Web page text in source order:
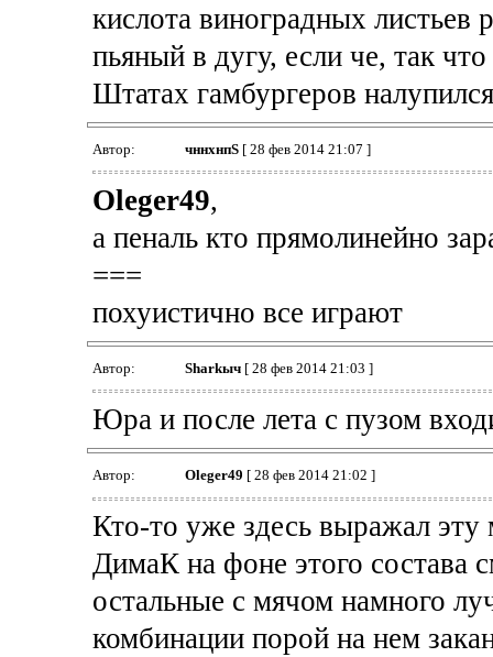
кислота виноградных
пьяный в дугу, если че, так
Штатах гамбургеров
Автор: чннхнпS[ 28 фев 2014 21:07 ]
Oleger49,
а пеналь кто прямолинейно
===
похуистично все играют
Автор: Sharkыч[ 28 фев 2014 21:03 ]
Юра и после лета с пузом
Автор: Oleger49 [ 28 фев 2014 21:02 ]
Кто-то уже здесь выражал эту
ДимаК на фоне этого состава
остальные с мячом намного
комбинации порой на нем